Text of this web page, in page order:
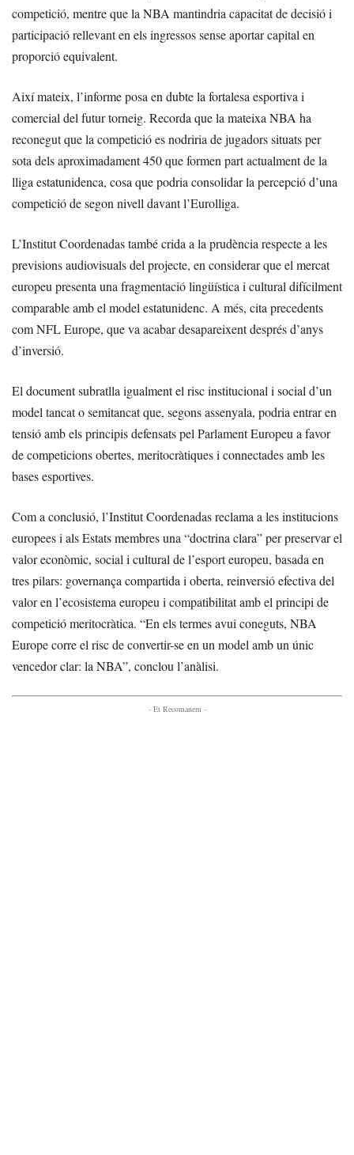
competició, mentre que la NBA mantindria capacitat de decisió i
participació rellevant en els ingressos sense aportar capital en
proporció equivalent.
Així mateix, l’informe posa en dubte la fortalesa esportiva i
comercial del futur torneig. Recorda que la mateixa NBA ha
reconegut que la competició es nodriria de jugadors situats per
sota dels aproximadament 450 que formen part actualment de la
lliga estatunidenca, cosa que podria consolidar la percepció d’una
competició de segon nivell davant l’Eurolliga.
L’Institut Coordenadas també crida a la prudència respecte a les
previsions audiovisuals del projecte, en considerar que el mercat
europeu presenta una fragmentació lingüística i cultural difícilment
comparable amb el model estatunidenc. A més, cita precedents
com NFL Europe, que va acabar desapareixent després d’anys
d’inversió.
El document subratlla igualment el risc institucional i social d’un
model tancat o semitancat que, segons assenyala, podria entrar en
tensió amb els principis defensats pel Parlament Europeu a favor
de competicions obertes, meritocràtiques i connectades amb les
bases esportives.
Com a conclusió, l’Institut Coordenadas reclama a les institucions
europees i als Estats membres una “doctrina clara” per preservar el
valor econòmic, social i cultural de l’esport europeu, basada en
tres pilars: governança compartida i oberta, reinversió efectiva del
valor en l’ecosistema europeu i compatibilitat amb el principi de
competició meritocràtica. “En els termes avui coneguts, NBA
Europe corre el risc de convertir-se en un model amb un únic
vencedor clar: la NBA”, conclou l’anàlisi.
- Et Recomanem -